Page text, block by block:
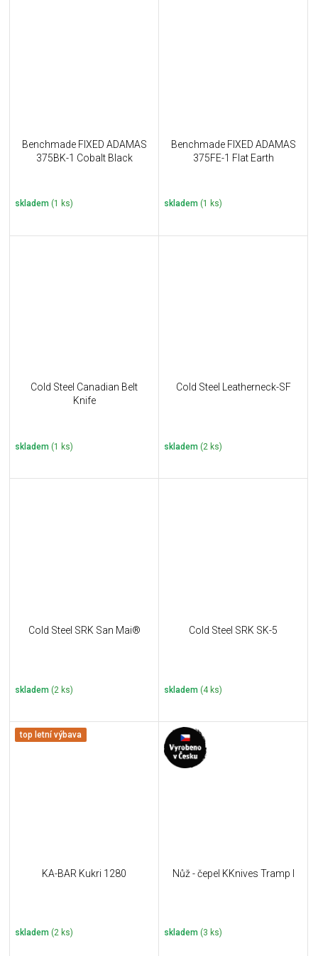
Benchmade FIXED ADAMAS
375BK-1 Cobalt Black
skladem (1 ks)
Benchmade FIXED ADAMAS
375FE-1 Flat Earth
skladem (1 ks)
Cold Steel Canadian Belt
Knife
skladem (1 ks)
Cold Steel Leatherneck-SF
skladem (2 ks)
Cold Steel SRK San Mai®
skladem (2 ks)
Cold Steel SRK SK-5
skladem (4 ks)
top letní výbava
KA-BAR Kukri 1280
skladem (2 ks)
Nůž - čepel KKnives Tramp I
skladem (3 ks)